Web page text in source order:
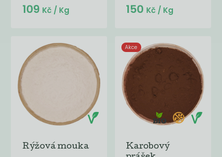
109 Kč / Kg 150 Kč / Kg
Rýžová mouka
Akce
Karobový